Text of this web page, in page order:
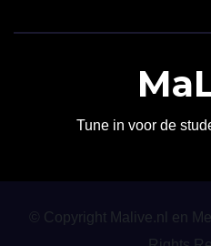
Tune in voor de
© Copyright Malive.nl en